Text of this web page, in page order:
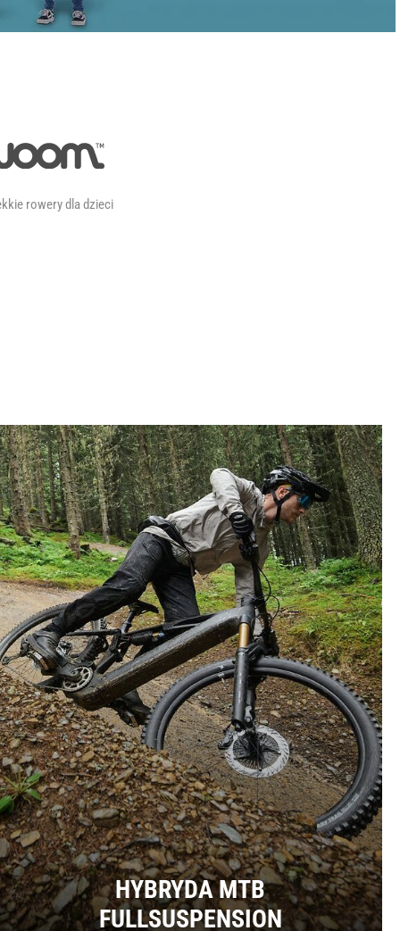
rowery dla dzieci
HYBRYDA MTB
FULLSUSPENSION